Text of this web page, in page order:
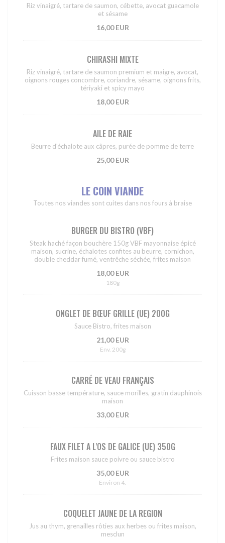
Riz vinaigré, tartare de saumon, cébette, avocat guacamole
et sésame
16,00 EUR
CHIRASHI MIXTE
Riz vinaigré, tartare de saumon premium et maigre, avocat,
oignons rouges concombre, coriandre, sésame, oignons frits,
tériyaki et spicy mayo
18,00 EUR
AILE DE RAIE
Beurre d'échalote aux câpres, purée de pomme de terre
25,00 EUR
LE COIN VIANDE
Toutes nos viandes sont cuites dans nos fours à braise
BURGER DU BISTRO (VBF)
Steak haché façon bouchère 150g VBF mayonnaise épicé
maison, sucrine, échalotes confites au beurre, cornichon,
double cheddar fumé, ventrêche séchée, frites maison
18,00 EUR
180g
ONGLET DE BŒUF GRILLE (UE) 200G
Sauce Bistro, frites maison
21,00 EUR
Env. 200g
CARRÉ DE VEAU FRANÇAIS
Cuisson basse température, sauce morilles, gratin dauphinois
maison
33,00 EUR
FAUX FILET A L'OS DE GALICE (UE) 350G
Frites maison sauce poivre ou sauce bistro
35,00 EUR
Environ 4.
COQUELET JAUNE DE LA REGION
Jus au thym, grenailles rôties aux herbes ou frites maison,
mesclun